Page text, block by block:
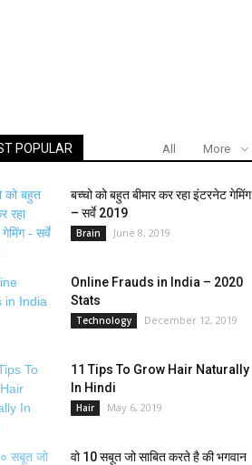
POPULAR All More
बच्चो को बहुत बीमार कर रहा इंटरनेट गेमिंग
– सर्वे 2019
Brain June 8, 2019
Online Frauds in India – 2020
Stats
Technology December 12, 2019
11 Tips To Grow Hair Naturally
In Hindi
Hair May 6, 2019
वो 10 सबूत जो साबित करते है की भगवान